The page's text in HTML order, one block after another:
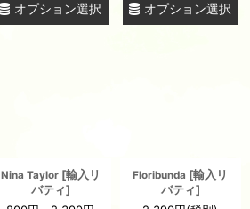
オプション選択 オプション選択
Nina Taylor [輸入リ
バティ]
Floribunda [輸入リ
バティ]